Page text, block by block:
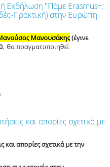
Εκδήλωση "Πάμε Erasmus+;
Πρακτική) στην Ευρώπη
Μανουσάκης(έγινε
, θα πραγματοποιηθεί
και απορίες σχετικά με
και απορίες σχετικά με την